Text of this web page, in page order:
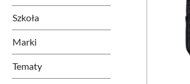
Szkoła
Marki
Tematy